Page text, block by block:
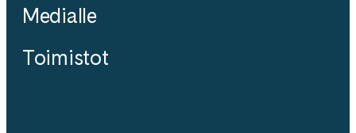
Medialle
Toimistot